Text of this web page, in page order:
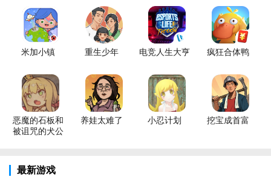
米加小镇 重生少年 电竞人生大亨 疯狂合体鸭
恶魔的石板和
被诅咒的犬公
养娃太难了 小忍计划 挖宝成首富
最新游戏